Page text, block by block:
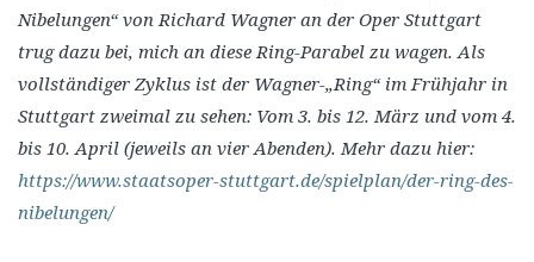
Nibelungen“ von Richard Wagner an der Oper Stuttgart
trug dazu bei, mich an diese Ring-Parabel zu wagen. Als
vollständiger Zyklus ist der Wagner-„Ring“ im Frühjahr in
Stuttgart zweimal zu sehen: Vom 3. bis 12. März und vom 4.
bis 10. April (jeweils an vier Abenden). Mehr dazu hier:
https://www.staatsoper-stuttgart.de/spielplan/der-ring-des-
nibelungen/